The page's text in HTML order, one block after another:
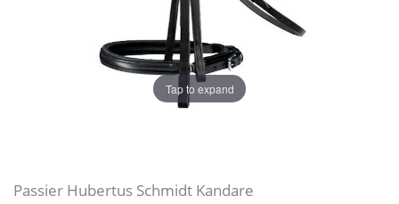
Tap to expand
Passier Hubertus Schmidt Kandare